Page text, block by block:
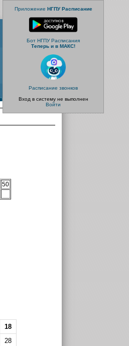
Приложение НГПУ Расписание
Бот НГПУ Расписания
Теперь и в МАКС!
Расписание звонков
Вход в систему не выполнен
Войти
50
18
28